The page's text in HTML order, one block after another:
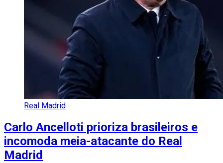
Real Madrid
Carlo Ancelloti prioriza brasileiros e
incomoda meia-atacante do Real
Madrid